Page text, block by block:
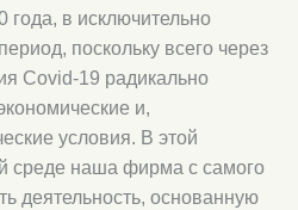
в исключительно
поскольку всего через
Covid-19 радикально
и,
условия. В этой
среде наша фирма с самого
деятельность, основанную